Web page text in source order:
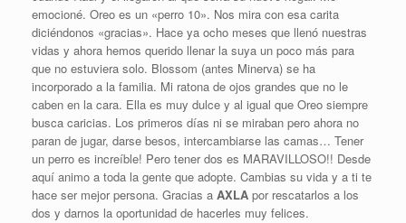
emocioné. Oreo es un «perro 10». Nos mira con esa carita
diciéndonos «gracias». Hace ya ocho meses que llenó nuestras
vidas y ahora hemos querido llenar la suya un poco más para
que no estuviera solo. Blossom (antes Minerva) se ha
incorporado a la familia. Mi ratona de ojos grandes que no le
caben en la cara. Ella es muy dulce y al igual que Oreo siempre
busca caricias. Los primeros días ni se miraban pero ahora no
paran de jugar, darse besos, intercambiarse las camas… Tener
un perro es increíble! Pero tener dos es MARAVILLOSO!! Desde
aquí animo a toda la gente que adopte. Cambias su vida y a ti te
hace ser mejor persona. Gracias a AXLA por rescatarlos a los
dos y darnos la oportunidad de hacerles muy felices.